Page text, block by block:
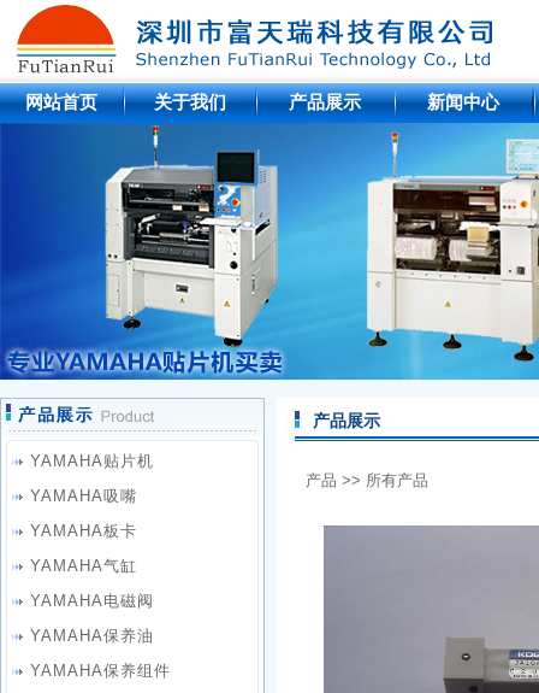
网站首页 关于我们 产品展示 新闻中心
YAMAHA贴片机
YAMAHA吸嘴
YAMAHA板卡
YAMAHA气缸
YAMAHA电磁阀
YAMAHA保养油
YAMAHA保养组件
产品展示
产品 >> 所有产品